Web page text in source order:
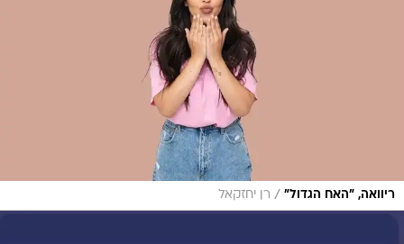
ריוואה, "האח הגדול" / רן יחזקאל